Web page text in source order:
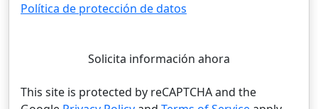
Política de protección de datos
Solicita información ahora
This site is protected by reCAPTCHA and the